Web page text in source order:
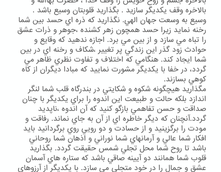
بالاخره وقف يكديگر سازيد . بگذاريد قلوبتان وسيع باشد .
وسيع به وسعت جهان الهي. نگذاريد كه ذره اي حسد بين شما
رخنه نمايد زيرا حسد همچون زهر كشنده ،جوهر و ذرات عشق
را تباه مي سازد و از بين مي برد. اجازه ندهيد كه وقايع و
حوادث زود گذر اين زندگي پر تغيير ،شكاف و رخنه اي در بين
شما ايجاد كند. هنگامي كه اختلاف و تفاوت نظري ظاهر مي
گردد، در خفا با يكديگر مشورت نماييد كه مبادا ديگران از كاه
كوهي بسازند.
مگذاريد هيچگونه شكوه و شكايتي در بندرگاه قلب شما لنگر
اندازد بلكه حالت و طبيعت اين اندوه را براي يكديگر با چنان
صداقت و حسن تفاهمي بازگو كنيد كه آن اندوه ،ناپديد
گردد.آنچنان كه ديگر خاطره اي از آن به جاي نماند. رفاقت و
مودت را برگزينيد و از حسادت و دو رويي روي برگردانيد بايد
افكار شما عالي و آرمانهاي شما نوراني و اذهان شما روحاني
باشد تا روح شما محل تجلي شمس حقيقت گردد. بگذاريد
قلوب شما همانند دو آيينه صاقي باشد كه ستاره هاي آسمان
عشق و جمال را در خود متجلي مي سازد. با يكديگر از آرزوهاي